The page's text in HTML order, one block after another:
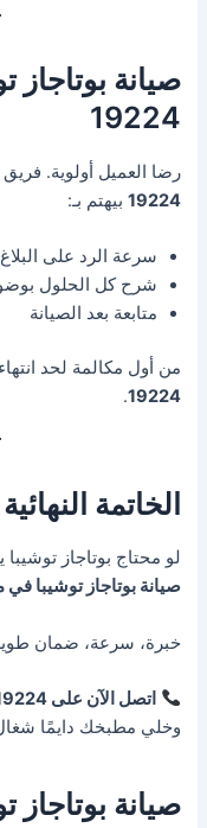
صيانة بوتاجاز
19224
رضا العميل أولوية.
19224 بيهتم بـ:
سرعة الرد على البلاغ
شرح كل الحلول
متابعة بعد الصيانة
من أول مكالمة لحد
19224
.
الخاتمة النهائية 19224
لو محتاج بوتاجاز
صيانة بوتاجاز توشيبا في
خبرة، سرعة، ضمان
اتصل الآن على 19224
وخلي مطبخك دايمًا
صيانة